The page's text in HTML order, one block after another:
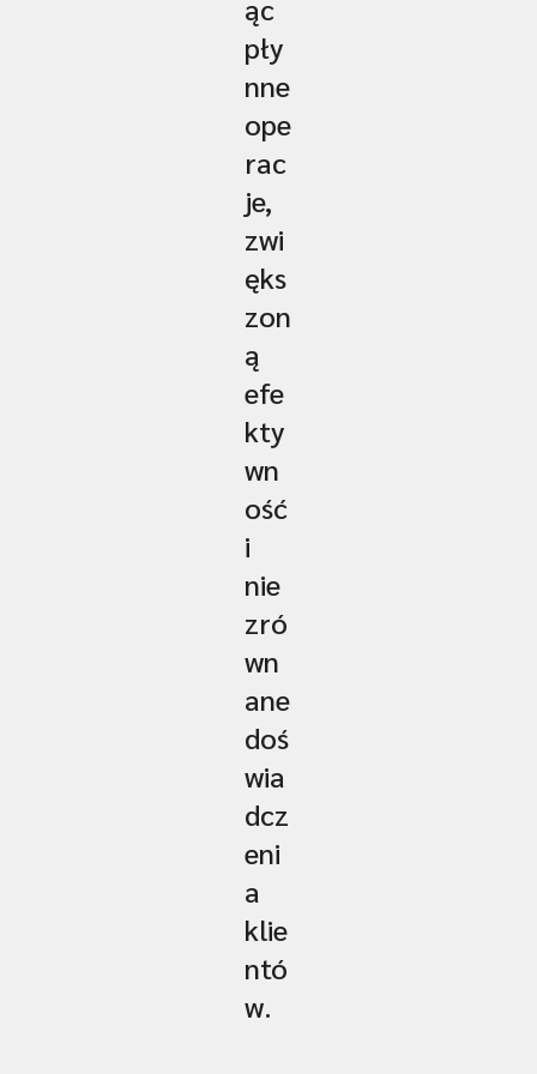
ąc
pły
nne
ope
rac
je,
zwi
ęks
zon
ą
efe
kty
wn
ość
i
nie
zró
wn
ane
doś
wia
dcz
eni
a
klie
ntó
w.